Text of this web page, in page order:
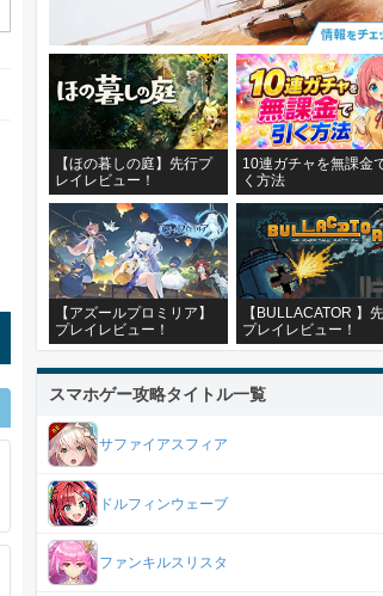
【ほの暮しの庭】先行プ
レイレビュー！
10連ガチャを無課金
く方法
【アズールプロミリア】
プレイレビュー！
【BULLACATOR 】
プレイレビュー！
スマホゲー攻略タイトル一覧
サファイアスフィア
ドルフィンウェーブ
ファンキルスリスタ